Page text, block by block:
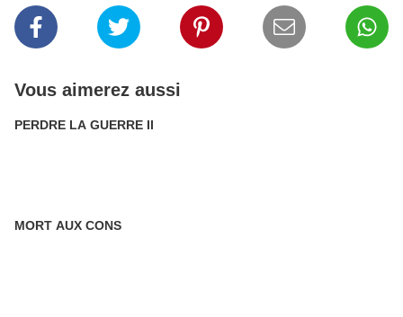
Vous aimerez aussi
PERDRE LA GUERRE II
MORT AUX CONS